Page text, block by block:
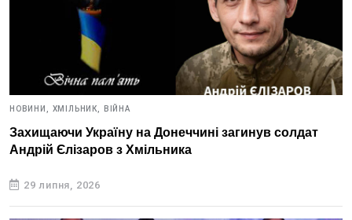
НОВИНИ, ХМІЛЬНИК, ВІЙНА
Захищаючи Україну на Донеччині загинув солдат
Андрій Єлізаров з Хмільника
29 липня, 2026